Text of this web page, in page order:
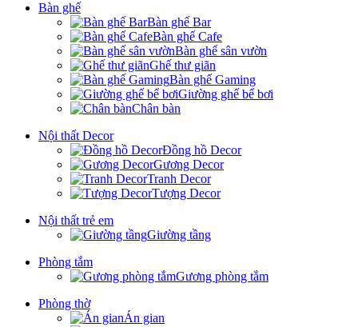
Bàn ghế
Bàn ghế Bar
Bàn ghế Cafe
Bàn ghế sân vườn
Ghế thư giãn
Bàn ghế Gaming
Giường ghế bể bơi
Chân bàn
Nội thất Decor
Đồng hồ Decor
Gương Decor
Tranh Decor
Tượng Decor
Nội thất trẻ em
Giường tầng
Phòng tắm
Gương phòng tắm
Phòng thờ
Án gian